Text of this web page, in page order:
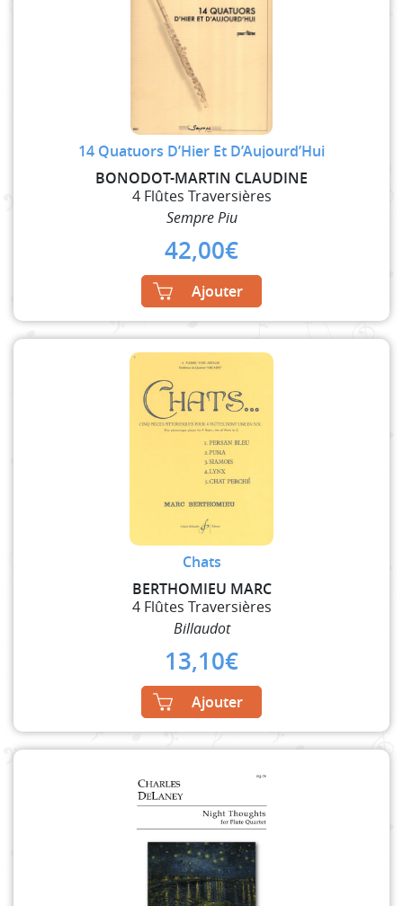
14 Quatuors D’Hier Et D’Aujourd’Hui
BONODOT-MARTIN CLAUDINE
4 Flûtes Traversières
Sempre Piu
42,00€
Ajouter
Chats
BERTHOMIEU MARC
4 Flûtes Traversières
Billaudot
13,10€
Ajouter